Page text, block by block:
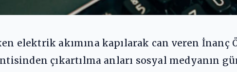
elektrik akımına kapılarak can veren İnanç
çıkartılma anları sosyal medyanın